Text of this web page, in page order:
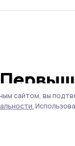
сайтом, вы